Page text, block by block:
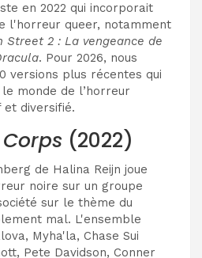
en 2022 qui incorporait
l'horreur queer, notamment
Street 2 : La vengeance de
. Pour 2026, nous
versions plus récentes qui
monde de l’horreur
et diversifié.
(2022)
de Halina Reijn joue
noire sur un groupe
sur le thème du
mal. L'ensemble
Myha'la, Chase Sui
Pete Davidson, Conner